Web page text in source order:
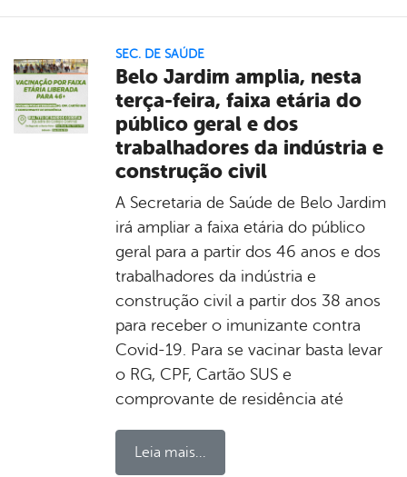
SEC. DE SAÚDE
Belo Jardim amplia, nesta
terça-feira, faixa etária do
público geral e dos
trabalhadores da indústria e
construção civil
A Secretaria de Saúde de Belo Jardim
irá ampliar a faixa etária do público
geral para a partir dos 46 anos e dos
trabalhadores da indústria e
construção civil a partir dos 38 anos
para receber o imunizante contra
Covid-19. Para se vacinar basta levar
o RG, CPF, Cartão SUS e
comprovante de residência até
Leia mais...